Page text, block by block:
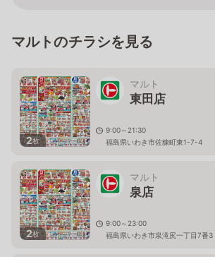
マルトのチラシを見る
2枚
マルト
東田店
9:00～21:30
福島県いわき市佐糠町東1-7-4
2枚
マルト
泉店
9:00～23:00
福島県いわき市泉滝尻一丁目7番3